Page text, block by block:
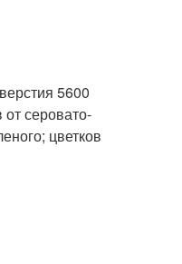
5600
серовато-
цветков